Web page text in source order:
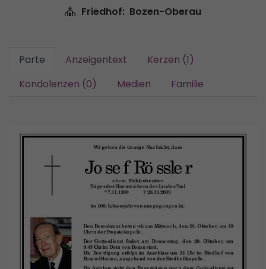
Friedhof: Bozen-Oberau
Parte Anzeigentext
Kerzen (1)
Kondolenzen (0)
Medien Familie